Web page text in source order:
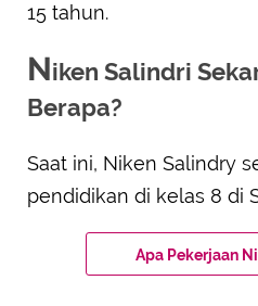
15 tahun.
Niken Salindri
Berapa?
Saat ini, Niken Salindry
pendidikan di kelas 8 di
Apa Pekerjaan